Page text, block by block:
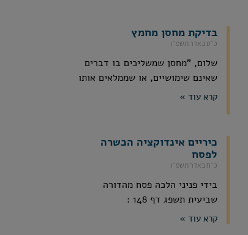
בדיקת מחסן מחמץ
כ״ט באדר תשפ״ו
שלום, "מחסן שמשליכים בו דברים
שאינם שימושיים, או שממלאים אותו
קרא עוד »
כיריים אינדוקציה הכשרה
לפסח
כ״ח באדר תשפ״ו
בידי פניני הלכה פסח מהדורה
שביעית תשפג דף 148 :
קרא עוד »